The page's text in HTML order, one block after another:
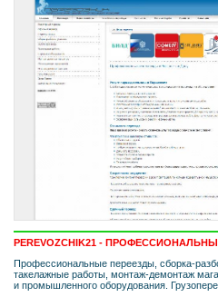
PEREVOZCHIK21 -
Профессиональные переезды, сборка-
такелажные работы, монтаж-демонтаж
и промышленного оборудования.